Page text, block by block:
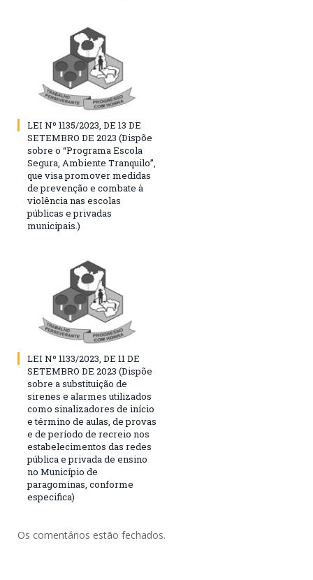
LEI Nº 1135/2023, DE 13 DE
SETEMBRO DE 2023 (Dispõe
sobre o “Programa Escola
Segura, Ambiente Tranquilo”,
que visa promover medidas
de prevenção e combate à
violência nas escolas
públicas e privadas
municipais.)
LEI Nº 1133/2023, DE 11 DE
SETEMBRO DE 2023 (Dispõe
sobre a substituição de
sirenes e alarmes utilizados
como sinalizadores de início
e término de aulas, de provas
e de período de recreio nos
estabelecimentos das redes
pública e privada de ensino
no Município de
paragominas, conforme
especifica)
Os comentários estão fechados.